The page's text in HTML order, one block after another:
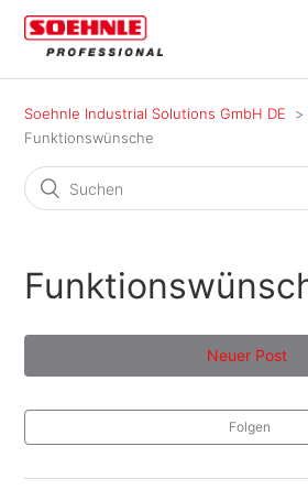
Soehnle Industrial Solutions GmbH DE
Funktionswünsche
Neuer Post
Folgen